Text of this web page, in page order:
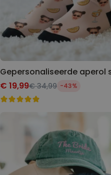
€ 19,99€ 34,99 -43%